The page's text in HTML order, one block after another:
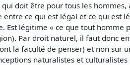
doit être pour tous les
ce qui est légal et ce qui est
Est légitime « ce que tout
Par droit naturel, il faut donc
la faculté de penser) et non
naturalistes et